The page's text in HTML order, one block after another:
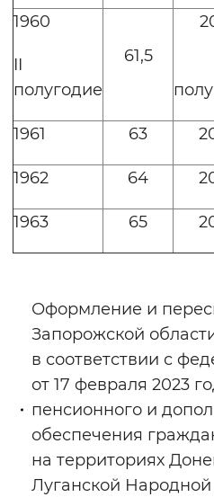
1960
II
полугодие
61,5
1961 63
1962 64
1963 65
Оформление и
Запорожской
в соответствии с
от 17 февраля 2023
пенсионного и
обеспечения
на территориях
Луганской